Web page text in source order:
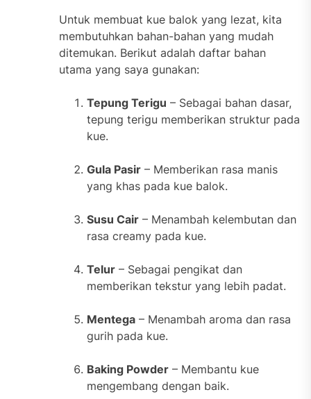
Untuk membuat kue balok yang lezat, kita
membutuhkan bahan-bahan yang mudah
ditemukan. Berikut adalah daftar bahan
utama yang saya gunakan:
Tepung Terigu – Sebagai bahan dasar,
tepung terigu memberikan struktur pada
kue.
Gula Pasir – Memberikan rasa manis
yang khas pada kue balok.
Susu Cair – Menambah kelembutan dan
rasa creamy pada kue.
Telur – Sebagai pengikat dan
memberikan tekstur yang lebih padat.
Mentega – Menambah aroma dan rasa
gurih pada kue.
Baking Powder – Membantu kue
mengembang dengan baik.